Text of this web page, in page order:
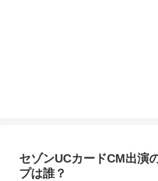
セゾンUCカードCM出演
プは誰？